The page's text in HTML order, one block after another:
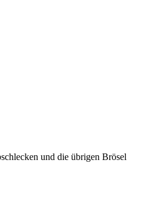
und die übrigen Brösel